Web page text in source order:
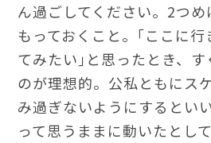
ん過ごしてください。2つ
もっておくこと。｢ここに行
てみたい｣と思ったとき、
のが理想的。公私ともにス
み過ぎないようにするとい
って思うままに動いたとし